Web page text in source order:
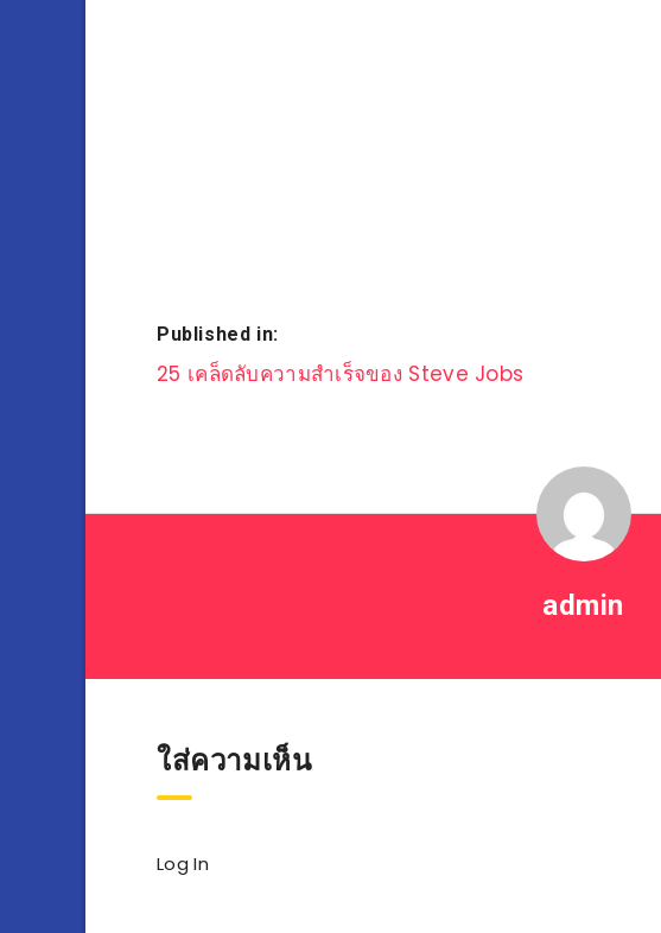
Published in:
แนะแนว
25 เคล็ดลับความสำเร็จของ Steve Jobs
admin
ใส่ความเห็น
Log In